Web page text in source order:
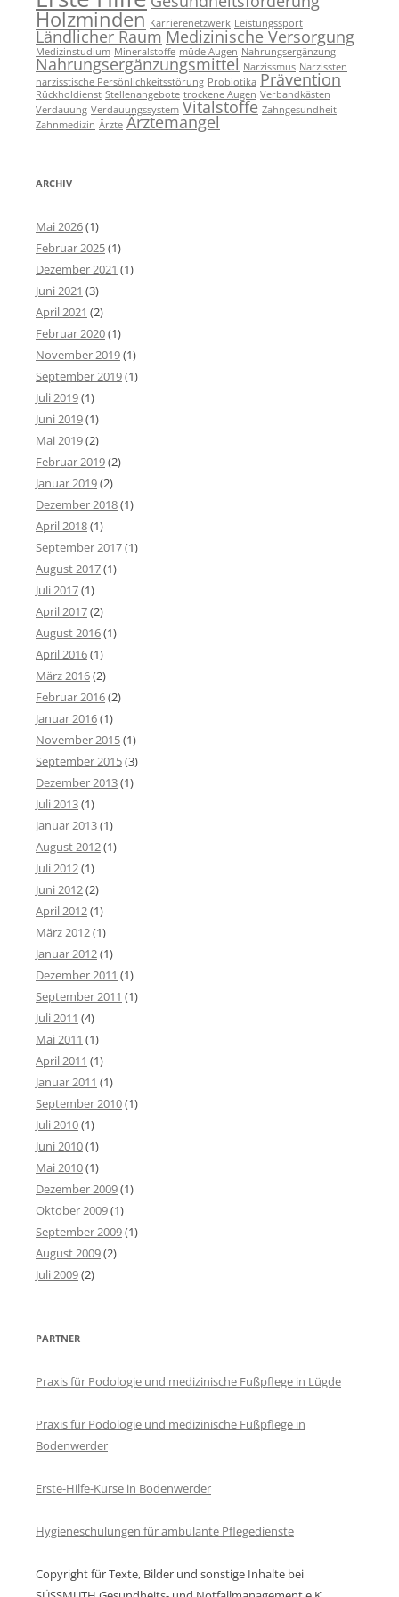
Holzminden Karrierenetzwerk Leistungssport
Ländlicher Raum Medizinische Versorgung
Medizinstudium Mineralstoffe müde Augen Nahrungsergänzung
Nahrungsergänzungsmittel Narzissmus Narzissten
narzisstische Persönlichkeitsstörung Probiotika Prävention
Rückholdienst Stellenangebote trockene Augen Verbandkästen
Verdauung Verdauungssystem Vitalstoffe Zahngesundheit
Zahnmedizin Ärzte Ärztemangel
ARCHIV
Mai 2026(1)
Februar 2025(1)
Dezember 2021 (1)
Juni 2021 (3)
April 2021 (2)
Februar 2020(1)
November 2019(1)
September 2019(1)
Juli 2019(1)
Juni 2019(1)
Mai 2019(2)
Februar 2019(2)
Januar 2019(2)
Dezember 2018(1)
April 2018(1)
September 2017(1)
August 2017(1)
Juli 2017(1)
April 2017(2)
August 2016(1)
April 2016(1)
März 2016(2)
Februar 2016(2)
Januar 2016(1)
November 2015(1)
September 2015(3)
Dezember 2013(1)
Juli 2013(1)
Januar 2013(1)
August 2012(1)
Juli 2012(1)
Juni 2012(2)
April 2012(1)
März 2012(1)
Januar 2012(1)
Dezember 2011 (1)
September 2011 (1)
Juli 2011 (4)
Mai 2011 (1)
April 2011 (1)
Januar 2011 (1)
September 2010(1)
Juli 2010(1)
Juni 2010(1)
Mai 2010(1)
Dezember 2009(1)
Oktober 2009(1)
September 2009(1)
August 2009(2)
Juli 2009(2)
PARTNER
Praxis für Podologie und medizinische Fußpflege in Lügde
Praxis für Podologie und medizinische Fußpflege in
Bodenwerder
Erste-Hilfe-Kurse in Bodenwerder
Hygieneschulungen für ambulante Pflegedienste
Copyright für Texte, Bilder und sonstige Inhalte bei